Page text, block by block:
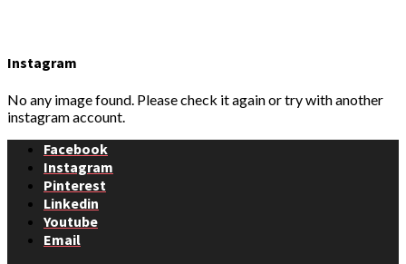
Instagram
No any image found. Please check it again or try with another
instagram account.
Facebook
Instagram
Pinterest
Linkedin
Youtube
Email